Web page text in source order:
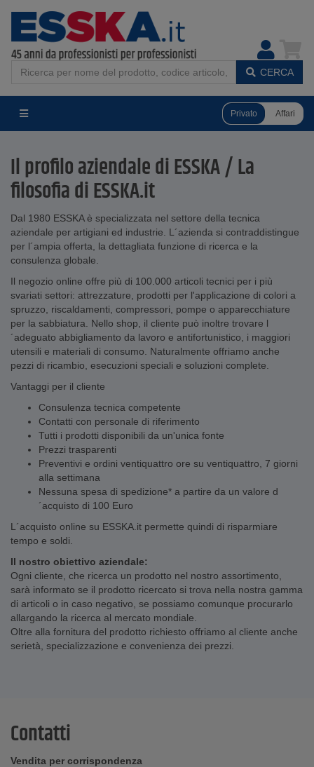
CERCA
Privato Affari
Il profilo aziendale di ESSKA / La
filosofia di ESSKA.it
Dal 1980 ESSKA è specializzata nel settore della tecnica
aziendale per artigiani ed industrie. L´azienda si contraddistingue
per l´ampia offerta, la dettagliata funzione di ricerca e la
consulenza globale.
Il negozio online offre più di 100.000 articoli tecnici per i più
svariati settori: attrezzature, prodotti per l'applicazione di colori a
spruzzo, riscaldamenti, compressori, pompe o apparecchiature
per la sabbiatura. Nello shop, il cliente può inoltre trovare l
´adeguato abbigliamento da lavoro e antifortunistico, i maggiori
utensili e materiali di consumo. Naturalmente offriamo anche
pezzi di ricambio, esecuzioni speciali e soluzioni complete.
Vantaggi per il cliente
Consulenza tecnica competente
Contatti con personale di riferimento
Tutti i prodotti disponibili da un'unica fonte
Prezzi trasparenti
Preventivi e ordini ventiquattro ore su ventiquattro, 7 giorni
alla settimana
Nessuna spesa di spedizione* a partire da un valore d
´acquisto di 100 Euro
L´acquisto online su ESSKA.it permette quindi di risparmiare
tempo e soldi.
Il nostro obiettivo aziendale:
Ogni cliente, che ricerca un prodotto nel nostro assortimento,
sarà informato se il prodotto ricercato si trova nella nostra gamma
di articoli o in caso negativo, se possiamo comunque procurarlo
allargando la ricerca al mercato mondiale.
Oltre alla fornitura del prodotto richiesto offriamo al cliente anche
serietà, specializzazione e convenienza dei prezzi.
Contatti
Vendita per corrispondenza